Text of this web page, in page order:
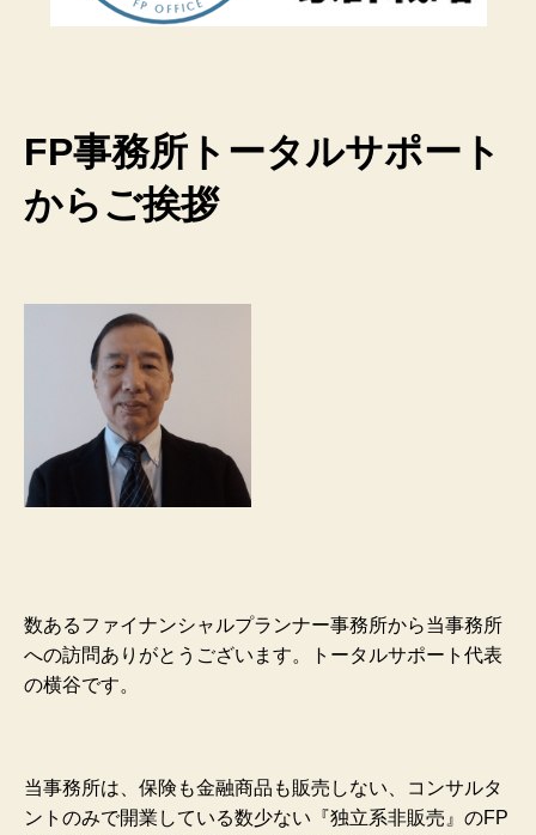
FP事務所トータルサポート
からご挨拶
数あるファイナンシャルプランナー事務所から当事務所
への訪問ありがとうございます。トータルサポート代表
の横谷です。
当事務所は、保険も金融商品も販売しない、コンサルタ
ントのみで開業している数少ない『独立系非販売』のFP